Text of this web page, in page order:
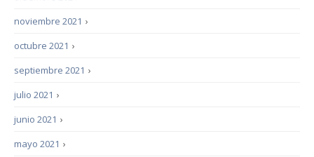
›
noviembre 2021
›
octubre 2021
›
septiembre 2021
›
julio 2021
›
junio 2021
›
mayo 2021